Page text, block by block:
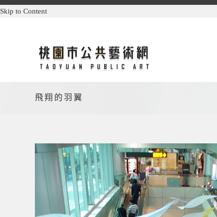
Skip to Content
飛翔的羽翼